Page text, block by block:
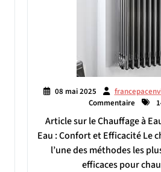
08 mai 2025
Commentaire
Article sur le Chauffage à
Eau : Confort et Efficacité Le
l’une des méthodes les
efficaces pour